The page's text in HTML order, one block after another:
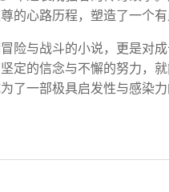
的心路历程，塑造了一个
险与战斗的小说，更是对
定的信念与不懈的努力，
了一部极具启发性与感染力